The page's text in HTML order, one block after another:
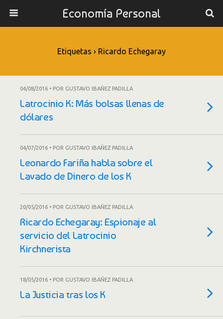
Economía Personal
Etiquetas › Ricardo Echegaray
04/08/2016 • POR GUSTAVO IBAÑEZ PADILLA
Latrocinio K: Más bolsas llenas de
dólares
04/07/2016 • POR GUSTAVO IBAÑEZ PADILLA
Leonardo Fariña habla sobre el
Lavado de Dinero de los K
20/05/2016 • POR GUSTAVO IBAÑEZ PADILLA
Ricardo Echegaray: Espionaje al
servicio del Latrocinio
Kirchnerista
18/05/2016 • POR GUSTAVO IBAÑEZ PADILLA
La Justicia tras los K